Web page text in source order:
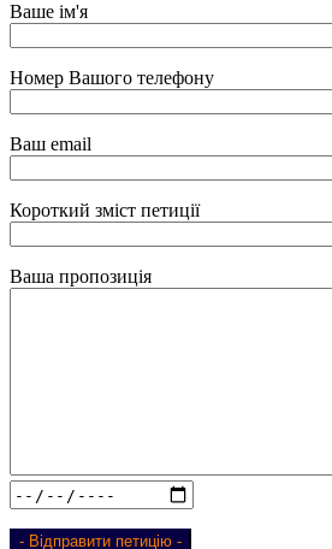
Ваше ім'я
Номер Вашого телефону
Ваш email
Короткий зміст петиції
Ваша пропозиція